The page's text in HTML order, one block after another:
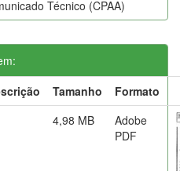
Técnico (CPAA)
Tamanho
Formato
4,98 MB
Adobe
PDF